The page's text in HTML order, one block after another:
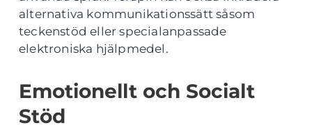
alternativa kommunikationssätt såsom
teckenstöd eller specialanpassade
elektroniska hjälpmedel.
Emotionellt och Socialt
Stöd